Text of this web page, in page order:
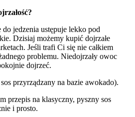
jedzenia ustępuje lekko pod
Dzisiaj możemy kupić dojrzałe
Jeśli trafi Ci się nie całkiem
problemu. Niedojrzały owoc
dojrzeć.
przyrządzany na bazie awokado).
przepis na klasyczny, pyszny sos
i prosto.